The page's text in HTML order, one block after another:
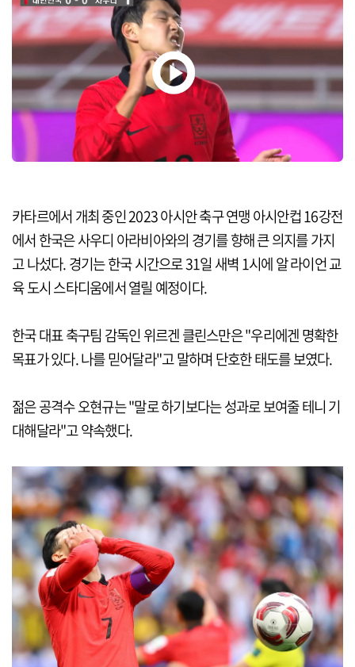
카타르에서 개최 중인 2023 아시안 축구 연맹 아시안컵 16강전
에서 한국은 사우디 아라비아와의 경기를 향해 큰 의지를 가지
고 나섰다. 경기는 한국 시간으로 31일 새벽 1시에 알 라이언 교
육 도시 스타디움에서 열릴 예정이다.
한국 대표 축구팀 감독인 위르겐 클린스만은 "우리에겐 명확한
목표가 있다. 나를 믿어달라"고 말하며 단호한 태도를 보였다.
젊은 공격수 오현규는 "말로 하기보다는 성과로 보여줄 테니 기
대해달라"고 약속했다.